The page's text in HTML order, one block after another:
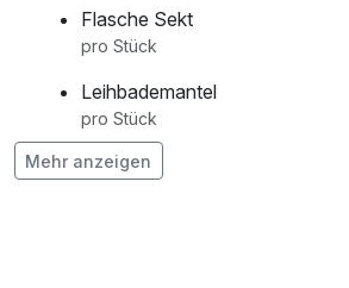
Flasche Sekt
pro Stück
Leihbademantel
pro Stück
Obstkorb
Mehr anzeigen